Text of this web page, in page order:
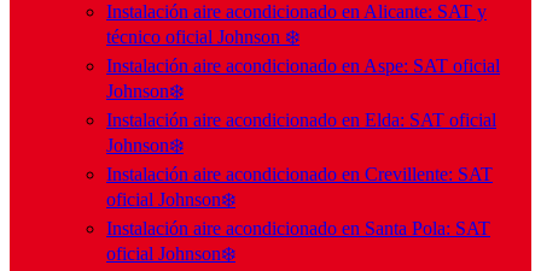
Instalación aire acondicionado en Alicante: SAT y
técnico oficial Johnson ❄️
Instalación aire acondicionado en Aspe: SAT oficial
Johnson❄️
Instalación aire acondicionado en Elda: SAT oficial
Johnson❄️
Instalación aire acondicionado en Crevillente: SAT
oficial Johnson❄️
Instalación aire acondicionado en Santa Pola: SAT
oficial Johnson❄️